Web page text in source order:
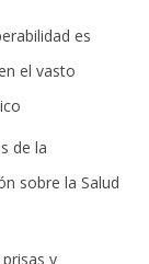
es
el vasto
de la
sobre la Salud
y